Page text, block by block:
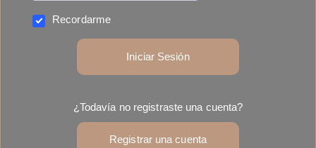
Recordarme
Iniciar Sesión
¿Todavía no registraste una cuenta?
Registrar una cuenta